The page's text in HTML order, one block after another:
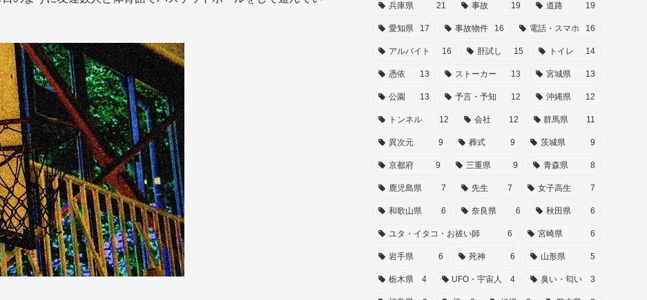
のように友達数人と体育館でバスケットボールをして遊んでい
兵庫県 21 事故 19 道路 19
愛知県 17 事故物件 16 電話・スマホ 16
アルバイト 16 肝試し 15 トイレ 14
憑依 13 ストーカー 13 宮城県 13
公園 13 予言・予知 12 沖縄県 12
トンネル 12 会社 12 群馬県 11
異次元 9 葬式 9 茨城県 9
京都府 9 三重県 9 青森県 8
鹿児島県 7 先生 7 女子高生 7
和歌山県 6 奈良県 6 秋田県 6
ユタ・イタコ・お祓い師 6 宮崎県 6
岩手県 6 死神 6 山形県 5
栃木県 4 UFO・宇宙人 4 臭い・匂い 3